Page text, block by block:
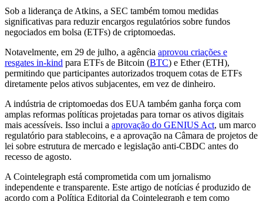
Sob a liderança de Atkins, a SEC também tomou medidas
significativas para reduzir encargos regulatórios sobre fundos
negociados em bolsa (ETFs) de criptomoedas.
Notavelmente, em 29 de julho, a agência aprovou criações e
resgates in-kind para ETFs de Bitcoin (BTC) e Ether (ETH),
permitindo que participantes autorizados troquem cotas de ETFs
diretamente pelos ativos subjacentes, em vez de dinheiro.
A indústria de criptomoedas dos EUA também ganha força com
amplas reformas políticas projetadas para tornar os ativos digitais
mais acessíveis. Isso inclui a aprovação do GENIUS Act, um marco
regulatório para stablecoins, e a aprovação na Câmara de projetos de
lei sobre estrutura de mercado e legislação anti-CBDC antes do
recesso de agosto.
A Cointelegraph está comprometida com um jornalismo
independente e transparente. Este artigo de notícias é produzido de
acordo com a Política Editorial da Cointelegraph e tem como